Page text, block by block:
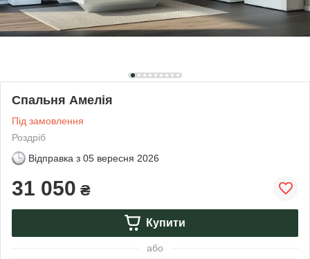
Спальня Амелія
Під замовлення
Роздріб
Відправка з 05 вересня 2026
31 050 ₴
Купити
або